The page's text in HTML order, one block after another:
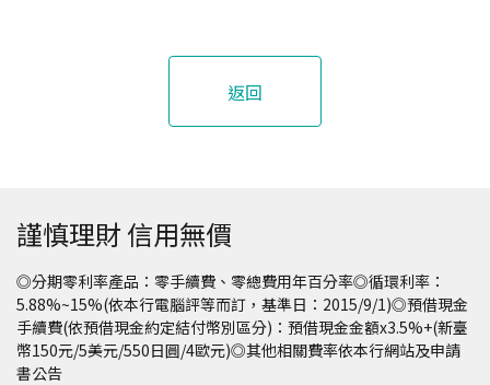
返回
謹慎理財 信用無價
◎分期零利率產品：零手續費、零總費用年百分率◎循環利率：
5.88%~15%(依本行電腦評等而訂，基準日：2015/9/1)◎預借現金
手續費(依預借現金約定結付幣別區分)：預借現金金額x3.5%+(新臺
幣150元/5美元/550日圓/4歐元)◎其他相關費率依本行網站及申請
書公告